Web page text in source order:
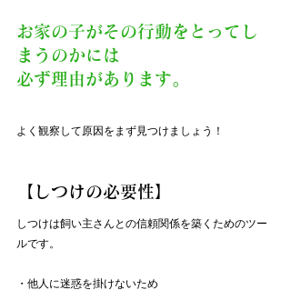
お家の子がその行動をとってし
まうのかには
必ず理由があります。
よく観察して原因をまず見つけましょう！
【しつけの必要性】
しつけは飼い主さんとの信頼関係を築くためのツー
ルです。
・他人に迷惑を掛けないため